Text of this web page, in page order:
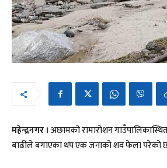
महेन्द्रनगर । अछामको रामारोशन
बाढीले बगाएका थप एक जनाको शव फेला परेको